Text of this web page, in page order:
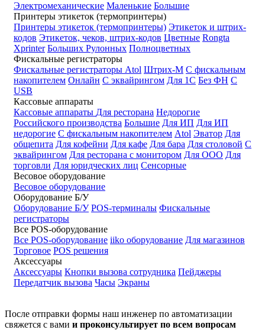
Электромеханические Маленькие Большие
Принтеры этикеток (термопринтеры)
Принтеры этикеток (термопринтеры) Этикеток и штрих-
кодов Этикеток, чеков, штрих-кодов Цветные Rongta
Xprinter Больших Рулонных Полноцветных
Фискальные регистраторы
Фискальные регистраторы Atol Штрих-М С фискальным
накопителем Онлайн С эквайрингом Для 1С Без ФН С
USB
Кассовые аппараты
Кассовые аппараты Для ресторана Недорогие
Российского производства Большие Для ИП Для ИП
недорогие С фискальным накопителем Atol Эватор Для
общепита Для кофейни Для кафе Для бара Для столовой С
эквайрингом Для ресторана с монитором Для ООО Для
торговли Для юридческих лиц Сенсорные
Весовое оборудование
Весовое оборудование
Оборудование Б/У
Оборудование Б/У POS-терминалы Фискальные
регистраторы
Все POS-оборудование
Все POS-оборудование iiko оборудование Для магазинов
Торговое POS решения
Аксессуары
Аксессуары Кнопки вызова сотрудника Пейджеры
Передатчик вызова Часы Экраны
После отправки формы наш инженер по автоматизации
свяжется с вами и проконсультирует по всем вопросам